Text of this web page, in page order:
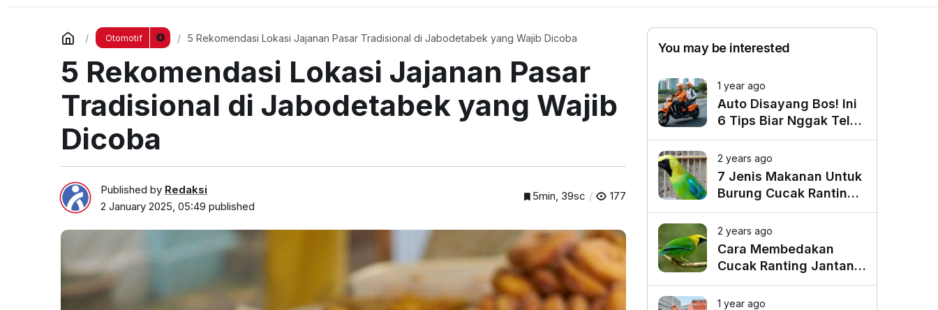
Otomotif 5 Rekomendasi Lokasi Jajanan Pasar Tradisional di Jabodetabek yang Wajib Dicoba
5 Rekomendasi Lokasi Jajanan Pasar
Tradisional di Jabodetabek yang Wajib
Dicoba
Published by Redaksi
2 January 2025, 05:49 published
5min, 39sc 177
You may be interested
1 year ago
Auto Disayang Bos! Ini
6 Tips Biar Nggak Telat
Datang ke Kantor
2 years ago
7 Jenis Makanan Untuk
Burung Cucak Ranting
Agar Gacor
2 years ago
Cara Membedakan
Cucak Ranting Jantan
Dan Betina
1 year ago